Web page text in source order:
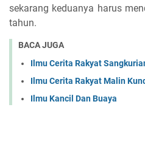
sekarang keduanya harus
tahun.
BACA JUGA
Ilmu Cerita Rakyat
Ilmu Cerita Rakyat Malin
Ilmu Kancil Dan Buaya